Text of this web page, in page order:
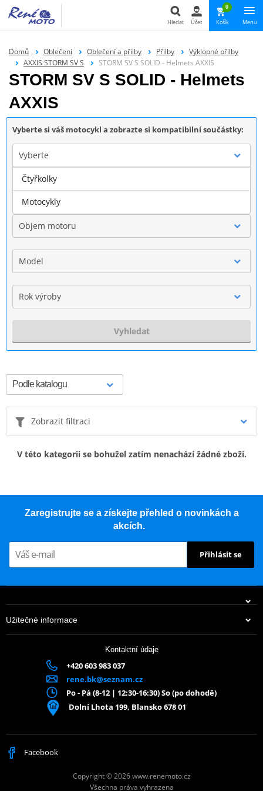
Hledat
Hledat Účet
0
Košík Menu
Domů Oblečení Oblečení a přilby Přilby
Výklopné přilby
AXXIS STORM SV S
STORM SV S SOLID - Helmets AXXIS
STORM SV S SOLID - Helmets
AXXIS
Vyberte si váš motocykl a zobrazte si kompatibilní součástky:
Vyberte
Značka
Objem motoru
Model
Rok výroby
Vyhledat
Zobrazit filtraci
V této kategorii se bohužel zatím nenachází žádné zboží.
Zaregistrujte se a získejte přehled o novinkách a
akcích.
Přihlásit se
Užitečné informace
Kontaktní údaje
+420 603 983 037
rene.bk@seznam.cz
Po - Pá (8-12 | 12:30-16:30) So (po dohodě)
Dolní Lhota 199, Blansko 678 01
Facebook
Copyright © 2026 www.renemoto.cz
Všechna práva vyhrazena
Čtyřkolky
Motocykly